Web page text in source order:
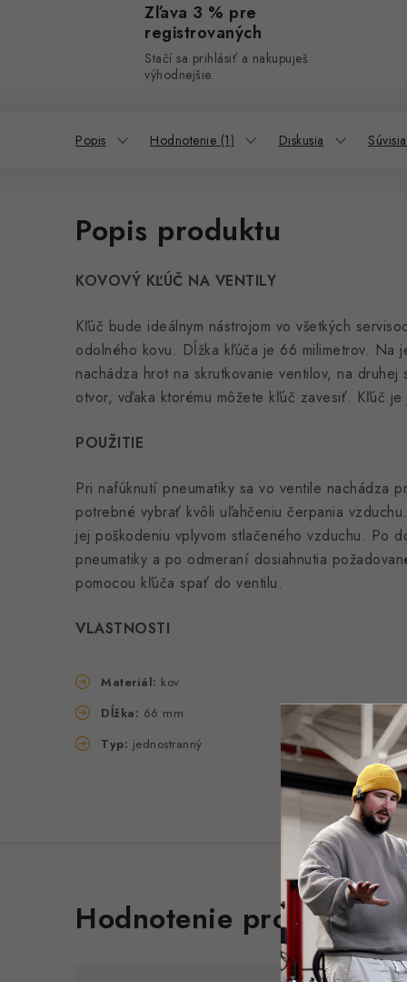
Zľava 3 % pre
registrovaných
Stačí sa prihlásiť a nakupuješ
výhodnejšie.
Popis Hodnotenie (1) Diskusia
Popis produktu
KOVOVÝ KĽÚČ NA VENTILY
Kľúč bude ideálnym nástrojom vo všetkých
odolného kovu. Dĺžka kľúča je 66 milimetrov. Na
nachádza hrot na skrutkovanie ventilov, na druhej
otvor, vďaka ktorému môžete kľúč zavesiť. Kľúč je
POUŽITIE
Pri nafúknutí pneumatiky sa vo ventile nachádza
potrebné vybrať kvôli uľahčeniu čerpania
jej poškodeniu vplyvom stlačeného vzduchu. Po
pneumatiky a po odmeraní dosiahnutia
pomocou kľúča spať do ventilu.
VLASTNOSTI
Materiál: kov
Dĺžka: 66 mm
Typ: jednostranný
Hodnotenie produktu
V